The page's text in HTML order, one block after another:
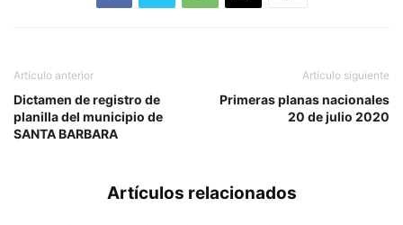
Artículo anterior
Dictamen de registro de
planilla del municipio de
SANTA BARBARA
Artículo siguiente
Primeras planas nacionales
20 de julio 2020
Artículos relacionados